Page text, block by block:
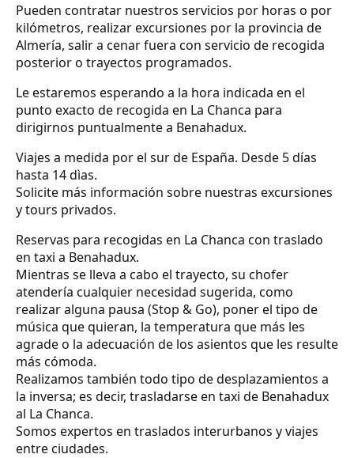
Pueden contratar nuestros servicios por horas o por
kilómetros, realizar excursiones por la provincia de
Almería, salir a cenar fuera con servicio de recogida
posterior o trayectos programados.
Le estaremos esperando a la hora indicada en el
punto exacto de recogida en La Chanca para
dirigirnos puntualmente a Benahadux.
Viajes a medida por el sur de España. Desde 5 días
hasta 14 dìas.
Solicite más información sobre nuestras excursiones
y tours privados.
Reservas para recogidas en La Chanca con traslado
en taxi a Benahadux.
Mientras se lleva a cabo el trayecto, su chofer
atendería cualquier necesidad sugerida, como
realizar alguna pausa (Stop & Go), poner el tipo de
música que quieran, la temperatura que más les
agrade o la adecuación de los asientos que les resulte
más cómoda.
Realizamos también todo tipo de desplazamientos a
la inversa; es decir, trasladarse en taxi de Benahadux
al La Chanca.
Somos expertos en traslados interurbanos y viajes
entre ciudades.